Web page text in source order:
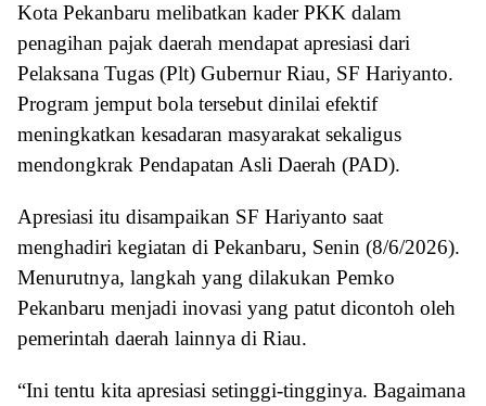
Kota Pekanbaru melibatkan kader PKK dalam
penagihan pajak daerah mendapat apresiasi dari
Pelaksana Tugas (Plt) Gubernur Riau, SF Hariyanto.
Program jemput bola tersebut dinilai efektif
meningkatkan kesadaran masyarakat sekaligus
mendongkrak Pendapatan Asli Daerah (PAD).
Apresiasi itu disampaikan SF Hariyanto saat
menghadiri kegiatan di Pekanbaru, Senin (8/6/2026).
Menurutnya, langkah yang dilakukan Pemko
Pekanbaru menjadi inovasi yang patut dicontoh oleh
pemerintah daerah lainnya di Riau.
“Ini tentu kita apresiasi setinggi-tingginya. Bagaimana